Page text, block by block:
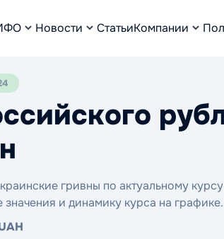
Новости СтатьиКомпании
гривны по актуальному
и динамику курса на графике.